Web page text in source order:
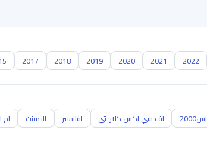
2022
2021
2020
2019
2018
2017
اس2000 اف سي اكس كلاريتي افانسير اليمينت ام